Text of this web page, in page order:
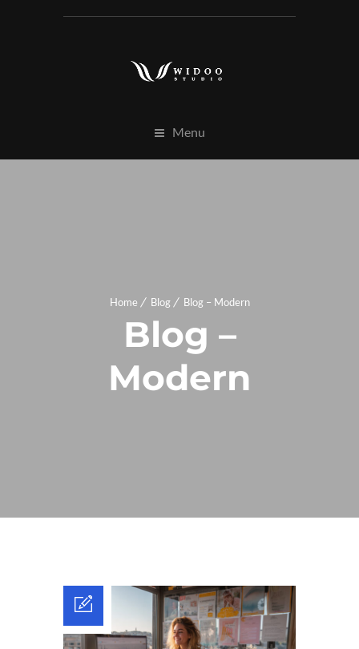
Menu
Home Blog Blog – Modern
Blog –
Modern